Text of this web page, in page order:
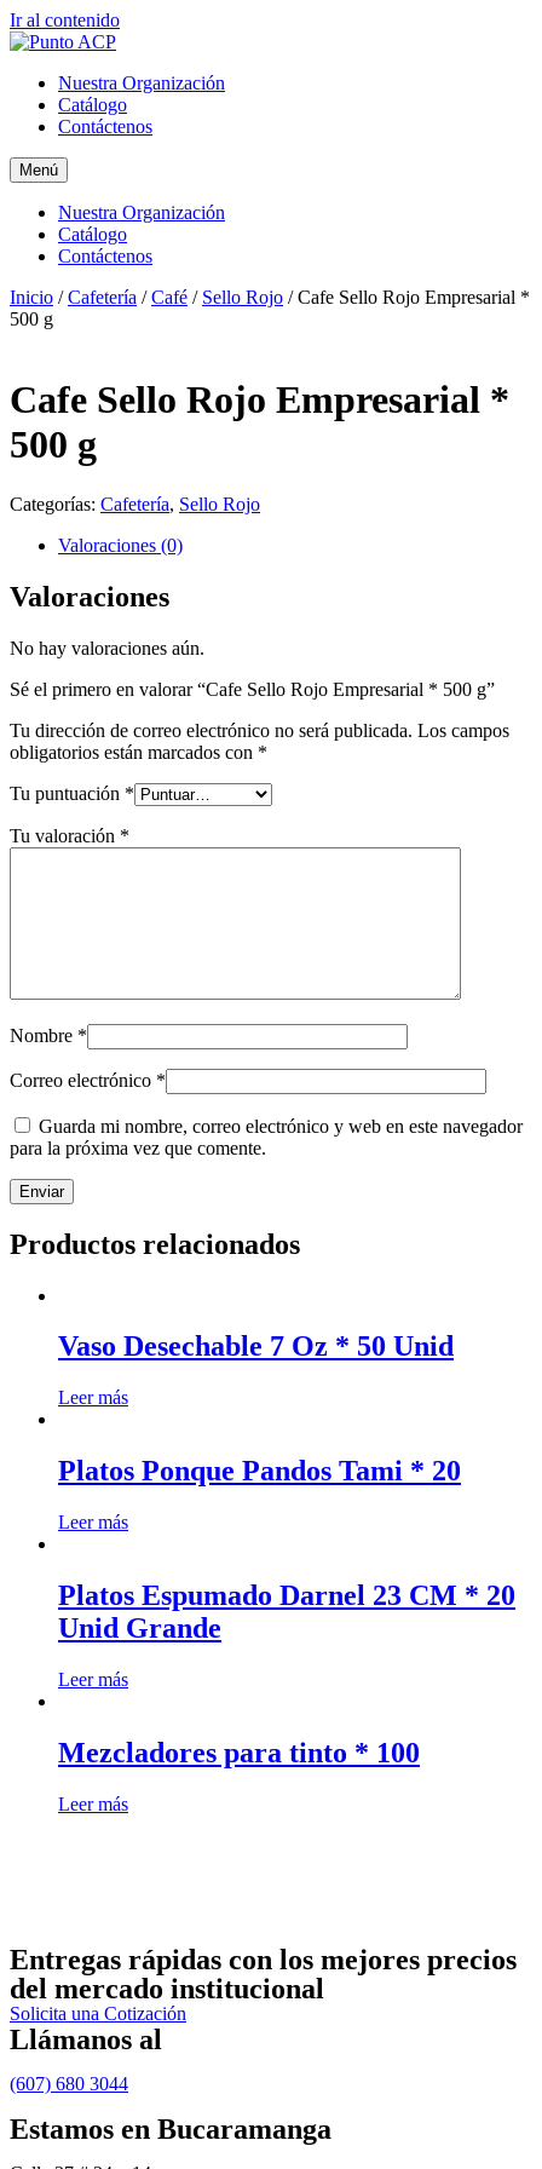
Ir al contenido
Nuestra Organización
Catálogo
Contáctenos
Menú
Nuestra Organización
Catálogo
Contáctenos
Inicio /Cafetería /Café / Sello Rojo / Cafe Sello Rojo Empresarial *
500 g
Cafe Sello Rojo Empresarial *
500 g
Categorías: Cafetería, Sello Rojo
Valoraciones (0)
Valoraciones
No hay valoraciones aún.
Sé el primero en valorar “Cafe Sello Rojo Empresarial * 500 g”
Tu dirección de correo electrónico no será publicada. Los campos
obligatorios están marcados con *
Tu puntuación *
Tu valoración *
Nombre *
Correo electrónico *
Guarda mi nombre, correo electrónico y web en este navegador
para la próxima vez que comente.
Productos relacionados
Vaso Desechable 7 Oz * 50 Unid
Leer más
Platos Ponque Pandos Tami * 20
Leer más
Platos Espumado Darnel 23 CM * 20
Unid Grande
Leer más
Mezcladores para tinto * 100
Leer más
Entregas rápidas con los mejores precios
del mercado institucional
Solicita una Cotización
Llámanos al
(607) 680 3044
Estamos en Bucaramanga